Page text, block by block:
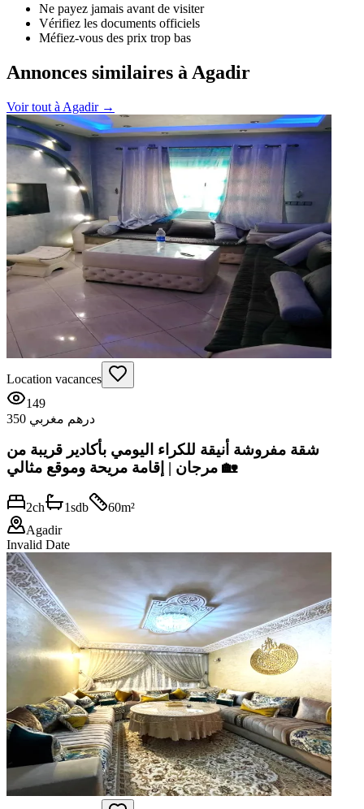
Ne payez jamais avant de visiter
Vérifiez les documents officiels
Méfiez-vous des prix trop bas
Annonces similaires à Agadir
Voir tout à Agadir→
Location vacances
149
350 درهم مغربي
شقة مفروشة أنيقة للكراء اليومي بأكادير قريبة من
مرجان | إقامة مريحة وموقع مثالي 🏡
2ch 1sdb 60m²
Agadir
Invalid Date